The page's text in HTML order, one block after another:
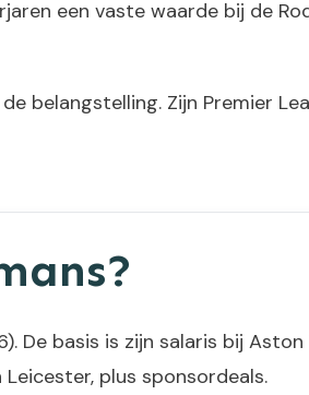
een vaste waarde bij de
belangstelling. Zijn Premier
De basis is zijn salaris bij Aston
plus sponsordeals.